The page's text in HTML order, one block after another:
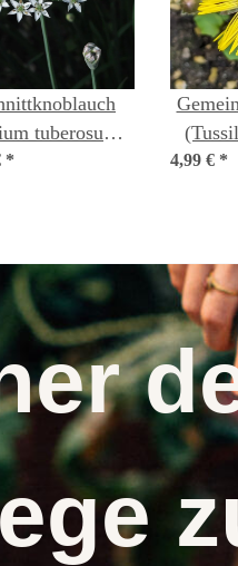
tuberosum)
Saatgut
* 4,99 € *